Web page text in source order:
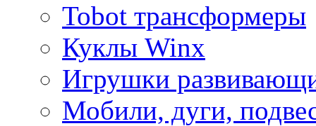
Tobot трансформеры
Куклы Winx
Игрушки
Мобили, дуги,